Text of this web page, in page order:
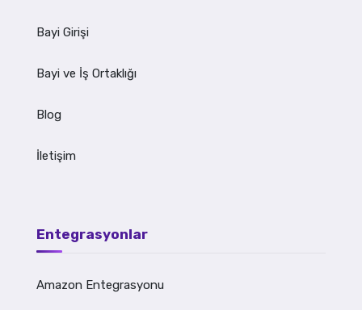
Bayi Girişi
Bayi ve İş Ortaklığı
Blog
İletişim
Entegrasyonlar
Amazon Entegrasyonu